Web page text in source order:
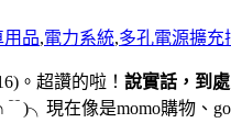
用品,電力系統,多孔電源擴充
。超讚的啦！ 說實話，到
現在像是momo購物、